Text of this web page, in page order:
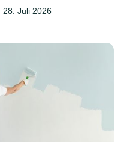
28. Juli 2026